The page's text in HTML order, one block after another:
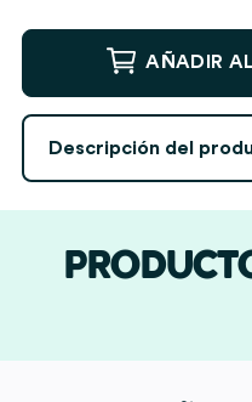
Reloj
Despertador
con
Escudo
Rayo
personalizado
cantidad
AÑADIR
Descripción del